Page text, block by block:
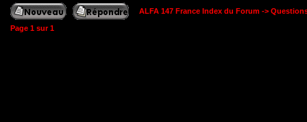
ALFA 147 France Index du Forum ->
Page 1 sur1